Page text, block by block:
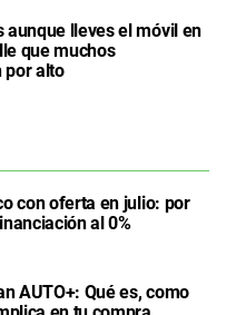
aunque lleves el móvil en
que muchos
por alto
con oferta en julio: por
al 0%
AUTO+: Qué es, como